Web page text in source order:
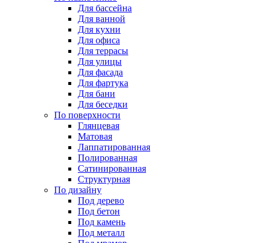
Для бассейна
Для ванной
Для кухни
Для офиса
Для террасы
Для улицы
Для фасада
Для фартука
Для бани
Для беседки
По поверхности
Глянцевая
Матовая
Лаппатированная
Полированная
Сатинированная
Структурная
По дизайну
Под дерево
Под бетон
Под камень
Под металл